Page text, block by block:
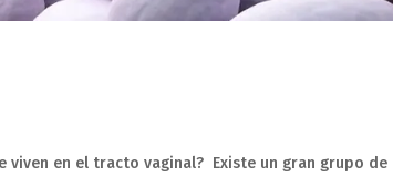
en el tracto vaginal? Existe un gran grupo de